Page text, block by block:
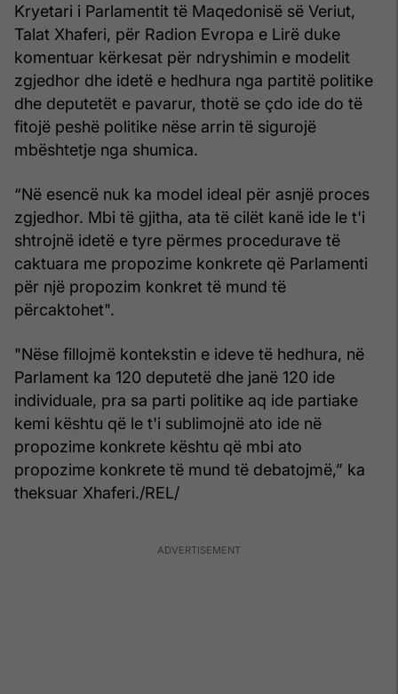
Kryetari i Parlamentit të Maqedonisë së Veriut,
Talat Xhaferi, për Radion Evropa e Lirë duke
komentuar kërkesat për ndryshimin e modelit
zgjedhor dhe idetë e hedhura nga partitë politike
dhe deputetët e pavarur, thotë se çdo ide do të
fitojë peshë politike nëse arrin të sigurojë
mbështetje nga shumica.
“Në esencë nuk ka model ideal për asnjë proces
zgjedhor. Mbi të gjitha, ata të cilët kanë ide le t'i
shtrojnë idetë e tyre përmes procedurave të
caktuara me propozime konkrete që Parlamenti
për një propozim konkret të mund të
përcaktohet".
"Nëse fillojmë kontekstin e ideve të hedhura, në
Parlament ka 120 deputetë dhe janë 120 ide
individuale, pra sa parti politike aq ide partiake
kemi kështu që le t'i sublimojnë ato ide në
propozime konkrete kështu që mbi ato
propozime konkrete të mund të debatojmë,” ka
theksuar Xhaferi./REL/